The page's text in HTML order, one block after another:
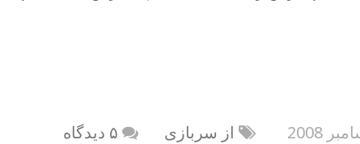
از سربازی
۵ دیدگاه